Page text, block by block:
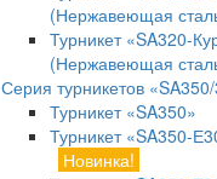
(Нержавеющая
Турникет «SA320-
(Нержавеющая
Серия турникетов
Турникет «SA350»
Турникет «SA350-
Новинка!